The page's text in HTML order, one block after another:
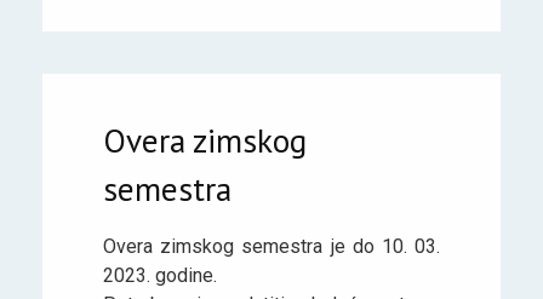
Overa zimskog
semestra
Overa zimskog semestra je do 10. 03.
2023. godine.